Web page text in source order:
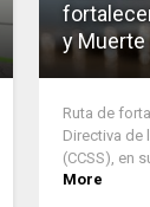
y Muerte
Ruta de
Directiva de
(CCSS), en
More